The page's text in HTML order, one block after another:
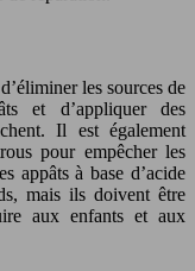
les sources de
et d’appliquer des
Il est également
pour empêcher les
appâts à base d’acide
mais ils doivent être
aux enfants et aux